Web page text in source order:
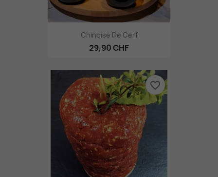
Chinoise De Cerf
29,90 CHF
favorite_border